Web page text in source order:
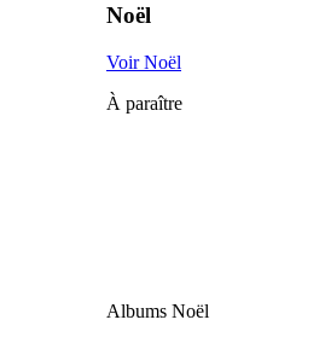
Noël
Voir Noël
À paraître
Albums Noël